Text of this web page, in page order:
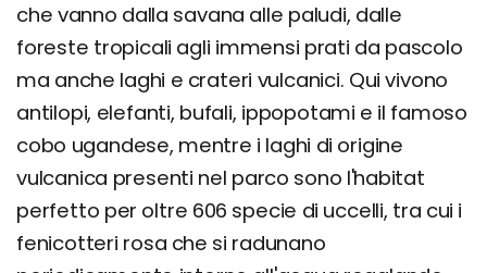
che vanno dalla savana alle paludi, dalle
foreste tropicali agli immensi prati da pascolo
ma anche laghi e crateri vulcanici. Qui vivono
antilopi, elefanti, bufali, ippopotami e il famoso
cobo ugandese, mentre i laghi di origine
vulcanica presenti nel parco sono l'habitat
perfetto per oltre 606 specie di uccelli, tra cui i
fenicotteri rosa che si radunano